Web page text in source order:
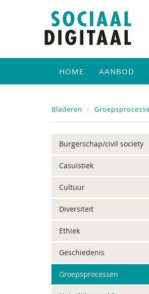
HOME AANBOD
Bladeren
Burgerschap/civil society
Casuïstiek
Cultuur
Diversiteit
Ethiek
Geschiedenis
Groepsprocessen